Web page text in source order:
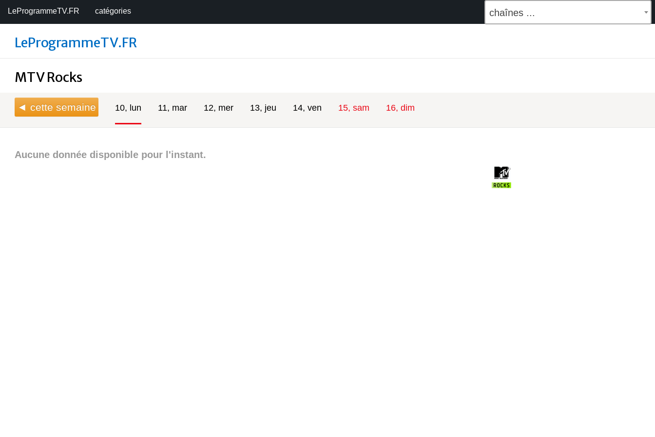
LeProgrammeTV.FR catégories chaînes ...
LeProgrammeTV.FR
MTV Rocks
◄ cette semaine 10, lun 11, mar 12, mer 13, jeu 14, ven 15, sam 16, dim
Aucune donnée disponible pour l'instant.